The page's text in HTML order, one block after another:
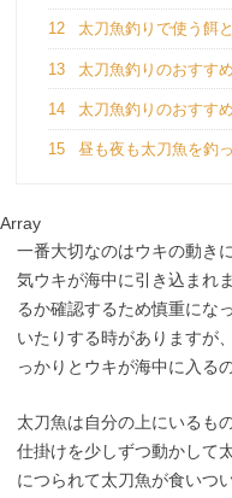
12 太刀魚釣りで使う餌
13 太刀魚釣りのおすす
14 太刀魚釣りのおすす
15 昼も夜も太刀魚を釣
Array
一番大切なのはウキの動き
気ウキが海中に引き込まれ
るか確認するため慎重にな
いたりする時がありますが
っかりとウキが海中に入る
太刀魚は自分の上にいるも
仕掛けを少しずつ動かして
につられて太刀魚が食いつ